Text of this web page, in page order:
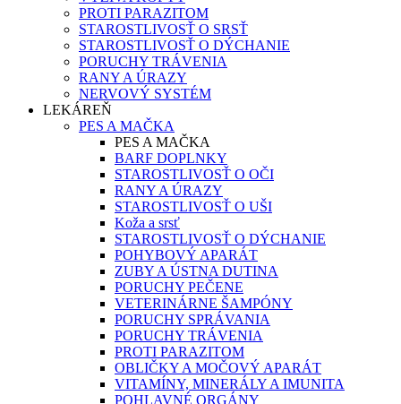
PROTI PARAZITOM
STAROSTLIVOSŤ O SRSŤ
STAROSTLIVOSŤ O DÝCHANIE
PORUCHY TRÁVENIA
RANY A ÚRAZY
NERVOVÝ SYSTÉM
LEKÁREŇ
PES A MAČKA
PES A MAČKA
BARF DOPLNKY
STAROSTLIVOSŤ O OČI
RANY A ÚRAZY
STAROSTLIVOSŤ O UŠI
Koža a srsť
STAROSTLIVOSŤ O DÝCHANIE
POHYBOVÝ APARÁT
ZUBY A ÚSTNA DUTINA
PORUCHY PEČENE
VETERINÁRNE ŠAMPÓNY
PORUCHY SPRÁVANIA
PORUCHY TRÁVENIA
PROTI PARAZITOM
OBLIČKY A MOČOVÝ APARÁT
VITAMÍNY, MINERÁLY A IMUNITA
POHLAVNÉ ORGÁNY